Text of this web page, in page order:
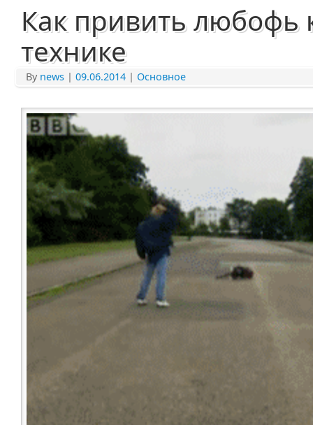
Как привить любофь
технике
By news | 09.06.2014 | Основное